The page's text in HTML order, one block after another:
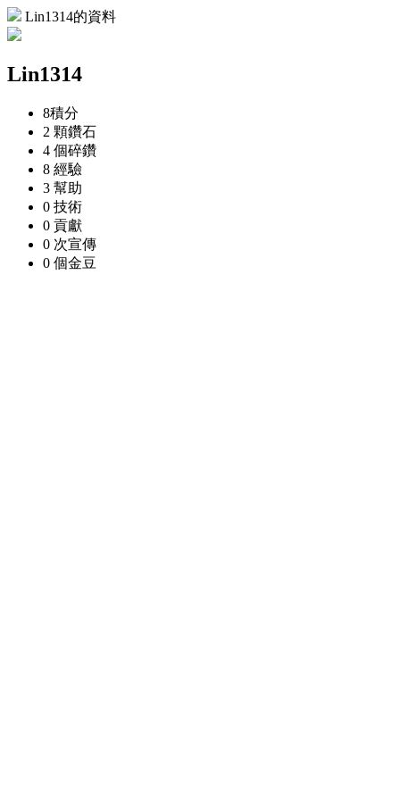
Lin1314的資料
Lin1314
8積分
2 顆鑽石
4 個碎鑽
8 經驗
3 幫助
0 技術
0 貢獻
0 次宣傳
0 個金豆